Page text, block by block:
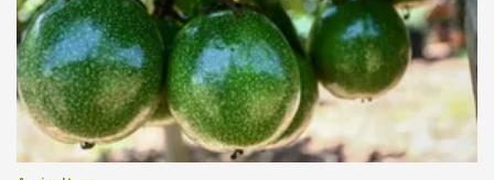
Consultar